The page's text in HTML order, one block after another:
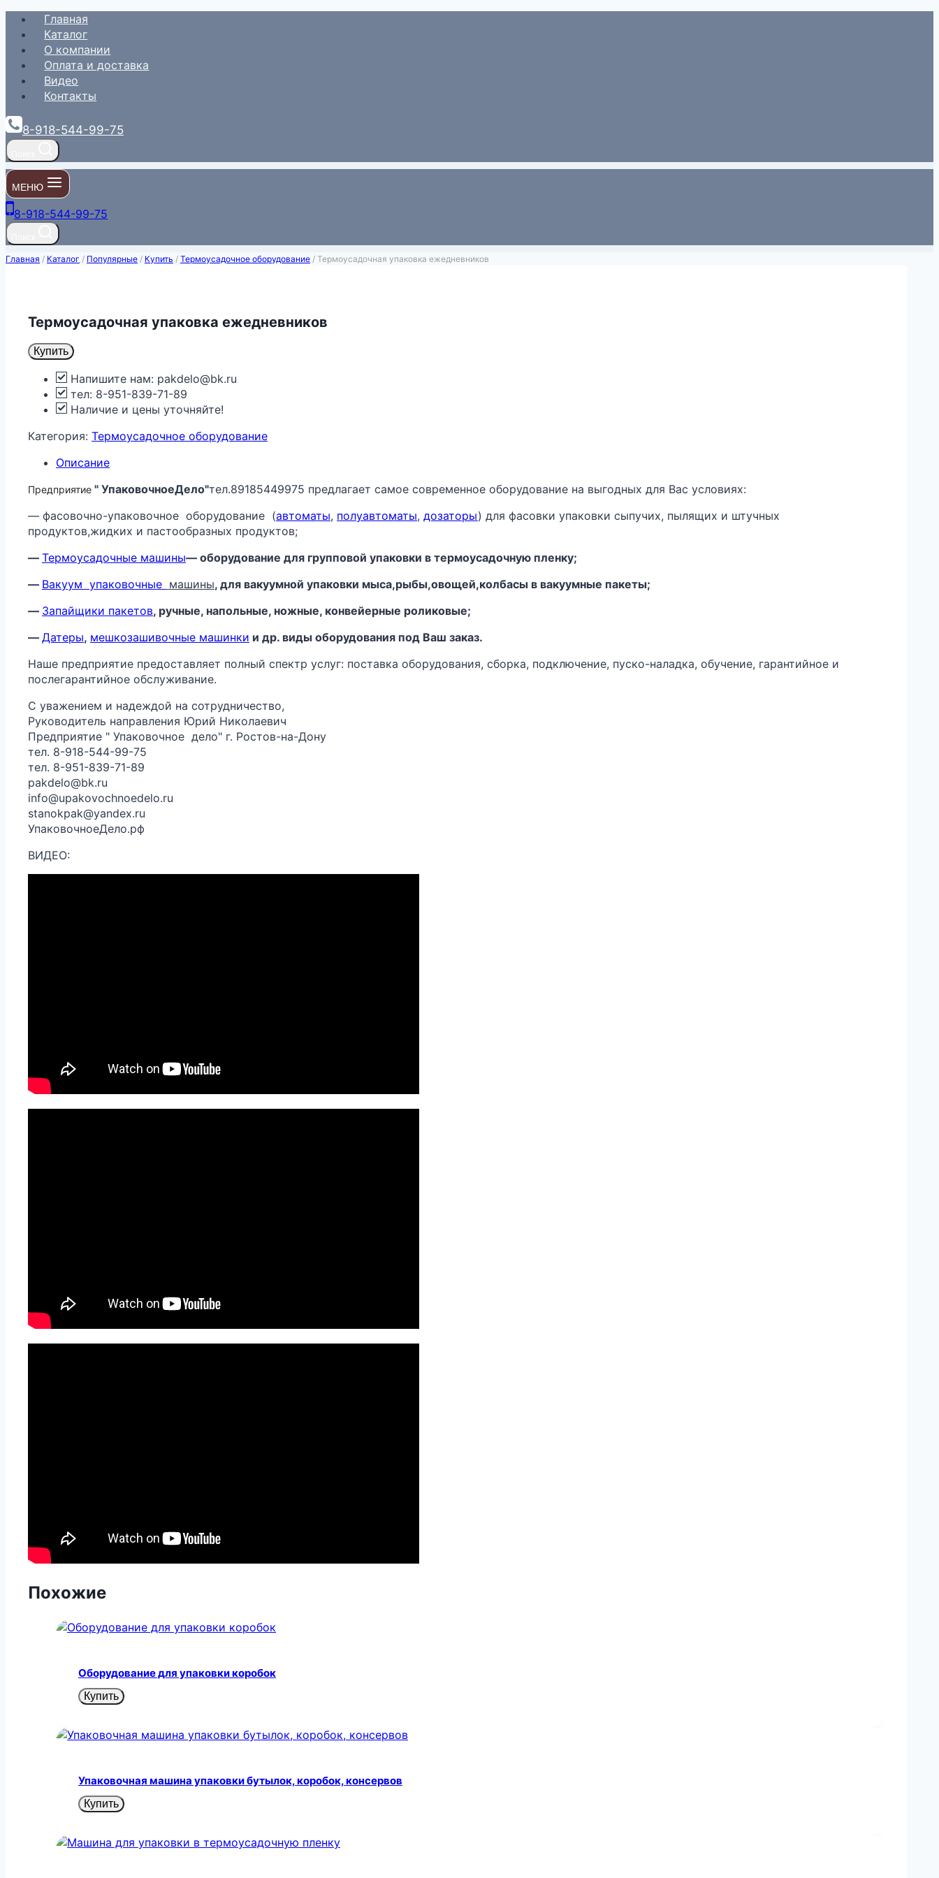
Перейти
содержимому
Главная
Каталог
О компании
Оплата и доставка
Видео
Контакты
8-918-544-99-75
МЕНЮ
8-918-544-99-75
Главная / Каталог / Популярные / Купить / Термоусадочное оборудование / Термоусадочная упаковка ежедневников
Термоусадочная упаковка ежедневников
Купить
Напишите нам: pakdelo@bk.ru
тел: 8-951-839-71-89
Наличие и цены уточняйте!
Категория: Термоусадочное оборудование
Описание
Предприятие " УпаковочноеДело"тел.89185449975 предлагает самое современное оборудование на выгодных для Вас условиях:
— фасовочно-упаковочное оборудование (автоматы, полуавтоматы, дозаторы) для фасовки упаковки сыпучих, пылящих и штучных
продуктов,жидких и пастообразных продуктов;
— Термоусадочные машины— оборудование для групповой упаковки в термоусадочную пленку;
— Вакуум упаковочные машины, для вакуумной упаковки мыса,рыбы,овощей,колбасы в вакуумные пакеты;
— Запайщики пакетов, ручные, напольные, ножные, конвейерные роликовые;
— Датеры, мешкозашивочные машинки и др. виды оборудования под Ваш заказ.
Наше предприятие предоставляет полный спектр услуг: поставка оборудования, сборка, подключение, пуско-наладка, обучение, гарантийное и
послегарантийное обслуживание.
С уважением и надеждой на сотрудничество,
Руководитель направления Юрий Николаевич
Предприятие " Упаковочное дело" г. Ростов-на-Дону
тел. 8-918-544-99-75
тел. 8-951-839-71-89
pakdelo@bk.ru
info@upakovochnoedelo.ru
stanokpak@yandex.ru
УпаковочноеДело.рф
ВИДЕО:
Похожие
Оборудование для упаковки коробок
Купить
Упаковочная машина упаковки бутылок, коробок, консервов
Купить